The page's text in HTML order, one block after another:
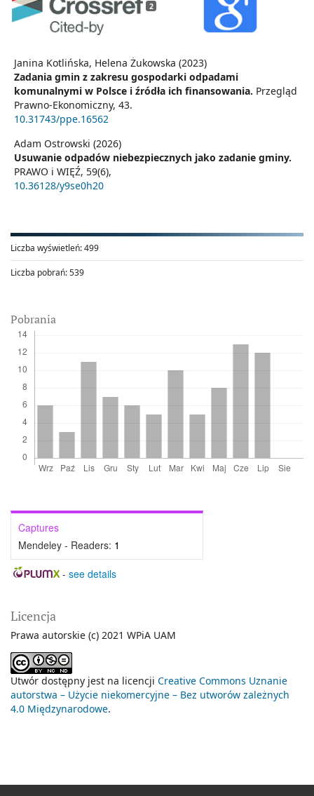
2
Janina Kotlińska, Helena Żukowska (2023)
Zadania gmin z zakresu gospodarki odpadami
komunalnymi w Polsce i źródła ich finansowania. Przegląd
Prawno-Ekonomiczny, 43.
10.31743/ppe.16562
Adam Ostrowski (2026)
Usuwanie odpadów niebezpiecznych jako zadanie gminy.
PRAWO i WIĘŹ, 59(6),
10.36128/y9se0h20
Liczba wyświetleń:499
Liczba pobrań:539
Pobrania
Captures
Mendeley - Readers: 1
- see details
Licencja
Prawa autorskie (c) 2021 WPiA UAM
Utwór dostępny jest na licencji Creative Commons Uznanie
autorstwa – Użycie niekomercyjne – Bez utworów zależnych
4.0 Międzynarodowe.